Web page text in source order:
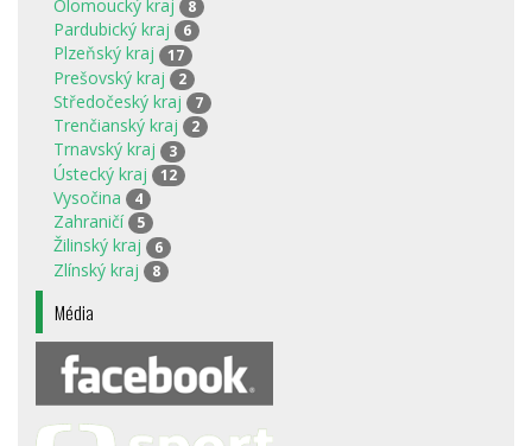
Olomoucký kraj 8
Pardubický kraj 6
Plzeňský kraj 17
Prešovský kraj 2
Středočeský kraj 7
Trenčianský kraj 2
Trnavský kraj 3
Ústecký kraj 12
Vysočina 4
Zahraničí 5
Žilinský kraj 6
Zlínský kraj 8
Média